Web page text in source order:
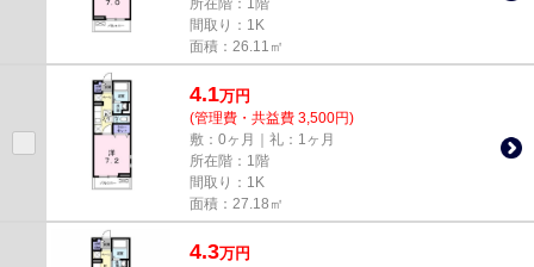
所在階：1階
間取り：1K
面積：26.11㎡
4.1万円
(管理費・共益費 3,500円)
敷：0ヶ月｜礼：1ヶ月
所在階：1階
間取り：1K
面積：27.18㎡
4.3万円